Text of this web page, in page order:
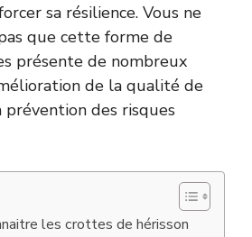
sa résilience. Vous ne
que cette forme de
présente de nombreux
de la qualité de
prévention des risques
les crottes de hérisson